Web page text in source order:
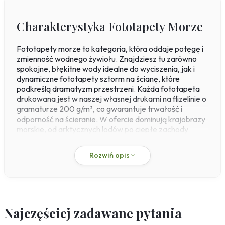
Formuła 1
Taniec
Siłownia
Tekstury
Kamień
Marmur
Pikowane
Ptaki
Charakterystyka Fototapety Morze
Fototapety morze to kategoria, która oddaje potęgę i
zmienność wodnego żywiołu. Znajdziesz tu zarówno
spokojne, błękitne wody idealne do wyciszenia, jak i
dynamiczne fototapety sztorm na ścianę, które
podkreślą dramatyzm przestrzeni. Każda fototapeta
drukowana jest w naszej własnej drukarni na flizelinie o
gramaturze 200 g/m², co gwarantuje trwałość i
odporność na ścieranie. W ofercie dominują krajobrazy
morskie, od arktycznych lodów po ciepłe zachody
morza, które optycznie powiększą wnętrze.
Dzięki technologii druku pigmentowego (lateksowego)
ich chłodna paleta sprzyja relaksowi, natomiast
fototapety morze w stylu skandynawskim z
Rozwiń opis
Najczęściej zadawane pytania